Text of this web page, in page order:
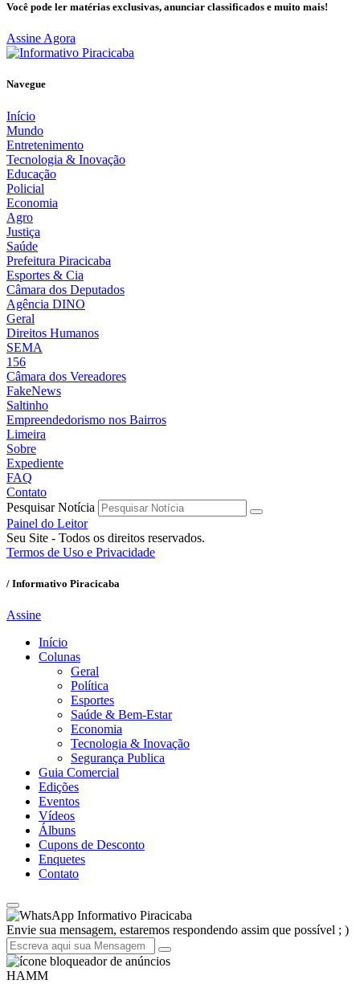
Você pode ler matérias exclusivas, anunciar classificados e muito mais!
Assine Agora
Navegue
Início
Mundo
Entretenimento
Tecnologia & Inovação
Educação
Policial
Economia
Agro
Justiça
Saúde
Prefeitura Piracicaba
Esportes & Cia
Câmara dos Deputados
Agência DINO
Geral
Direitos Humanos
SEMA
156
Câmara dos Vereadores
FakeNews
Saltinho
Empreendedorismo nos Bairros
Limeira
Sobre
Expediente
FAQ
Contato
Pesquisar Notícia
Painel do Leitor
Seu Site - Todos os direitos reservados.
Termos de Uso e Privacidade
/ Informativo Piracicaba
Assine
Início
Colunas
Geral
Política
Esportes
Saúde & Bem-Estar
Economia
Tecnologia & Inovação
Segurança Publica
Guia Comercial
Edições
Eventos
Vídeos
Álbuns
Cupons de Desconto
Enquetes
Contato
Informativo Piracicaba
Envie sua mensagem, estaremos respondendo assim que possível ; )
HAMM